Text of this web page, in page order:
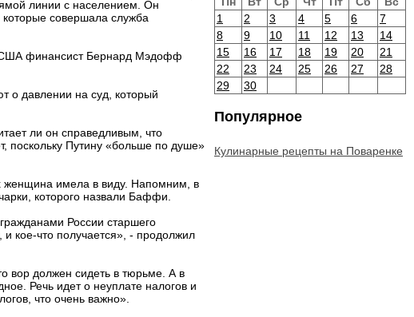
линии с населением. Он
совершала служба
США финансист Бернард Мэдофф
о давлении на суд, который
ли он справедливым, что
поскольку Путину «больше по душе»
женщина имела в виду. Напомним, в
которого назвали Баффи.
России старшего
кое-что получается», - продолжил
вор должен сидеть в тюрьме. А в
Речь идет о неуплате налогов и
что очень важно».
1
2 3 4 5 6
7
8
9 10 11 12 13
14
15
16 17 18 19 20
21
22
23 24 25 26 27
28
29
30
Популярное
Кулинарные рецепты на Поваренке